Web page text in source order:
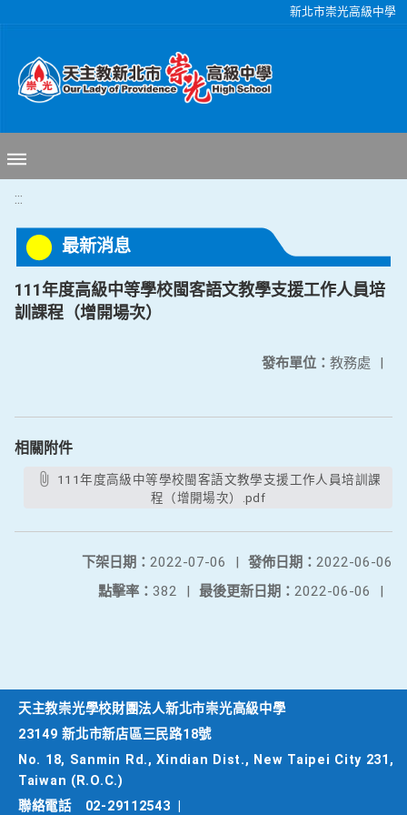
新北市崇光高級中學
:::
最新消息
111年度高級中等學校閩客語文教學支援工作人員培
訓課程（增開場次）
發布單位： 教務處 |
相關附件
程（增開場次）.pdf
發佈日期： 2022-06-06
下架日期： 2022-07-06
|
最後更新日期： 2022-06-06 |
點擊率： 382 |
天主教崇光學校財團法人新北市崇光高級中學
23149 新北市新店區三民路18號
No. 18, Sanmin Rd., Xindian Dist., New Taipei City 231,
Taiwan (R.O.C.)
聯絡電話
02-29112543